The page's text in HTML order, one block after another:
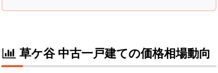
草ケ谷 中古一戸建ての価格相場動向